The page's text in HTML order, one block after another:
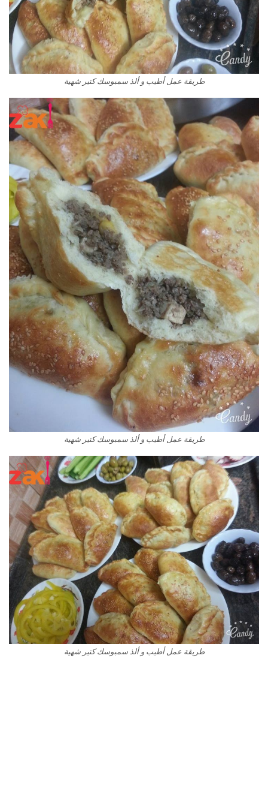
طريقة عمل أطيب و ألذ سمبوسك كتير شهية
طريقة عمل أطيب و ألذ سمبوسك كتير شهية
طريقة عمل أطيب و ألذ سمبوسك كتير شهية